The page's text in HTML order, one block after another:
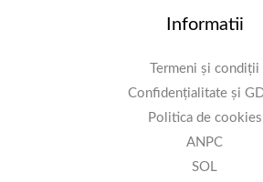
Informatii
Termeni și condiții
Confidențialitate și
Politica de cookies
ANPC
SOL